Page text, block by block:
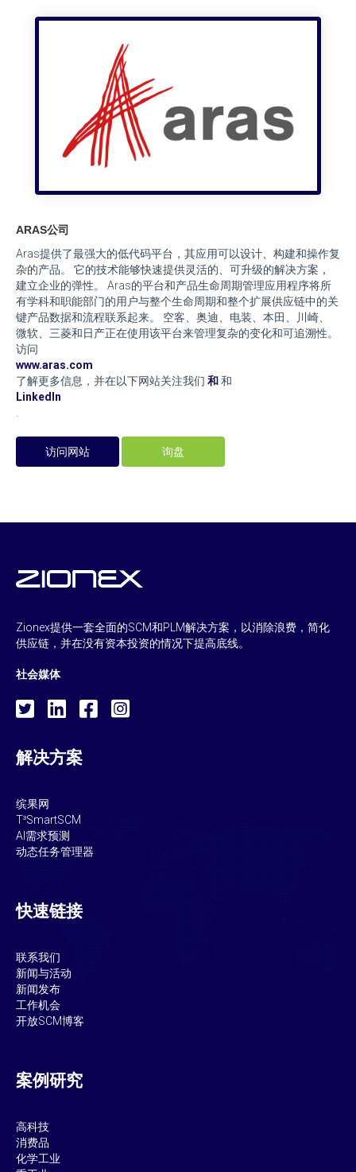
ARAS公司
Aras提供了最强大的低代码平台，其应用可以设计、构建和操作复
杂的产品。 它的技术能够快速提供灵活的、可升级的解决方案，
建立企业的弹性。 Aras的平台和产品生命周期管理应用程序将所
有学科和职能部门的用户与整个生命周期和整个扩展供应链中的关
键产品数据和流程联系起来。 空客、奥迪、电装、本田、川崎、
微软、三菱和日产正在使用该平台来管理复杂的变化和可追溯性。
访问
www.aras.com
了解更多信息，并在以下网站关注我们 和和
LinkedIn
.
访问网站 询盘
Zionex提供一套全面的SCM和PLM解决方案，以消除浪费，简化
供应链，并在没有资本投资的情况下提高底线。
社会媒体
解决方案
缤果网
T³SmartSCM
AI需求预测
动态任务管理器
快速链接
联系我们
新闻与活动
新闻发布
工作机会
开放SCM博客
案例研究
高科技
消费品
化学工业